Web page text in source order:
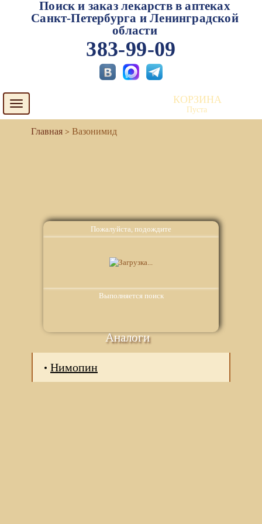
Пожалуйста, подождите
Выполняется поиск
Поиск и заказ лекарств в аптеках
Санкт-Петербурга и Ленинградской
области
383-99-09
Toggle
navigation
КОРЗИНА
Пуста
Вазонимид
Аналоги
Нимопин